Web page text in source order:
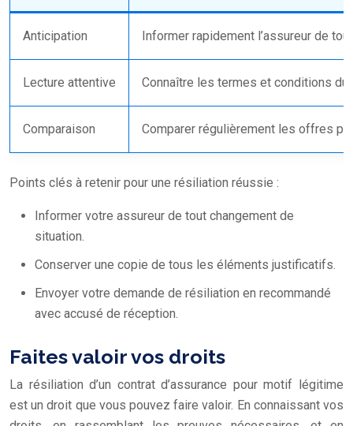
Anticipation Informer rapidement l’assureur de
Lecture attentive Connaître les termes et conditions du
Comparaison Comparer régulièrement les offres
Points clés à retenir pour une résiliation réussie :
Informer votre assureur de tout changement de
situation.
Conserver une copie de tous les éléments justificatifs.
Envoyer votre demande de résiliation en recommandé
avec accusé de réception.
Faites valoir vos droits
La résiliation d’un contrat d’assurance pour motif légitime
est un droit que vous pouvez faire valoir. En connaissant vos